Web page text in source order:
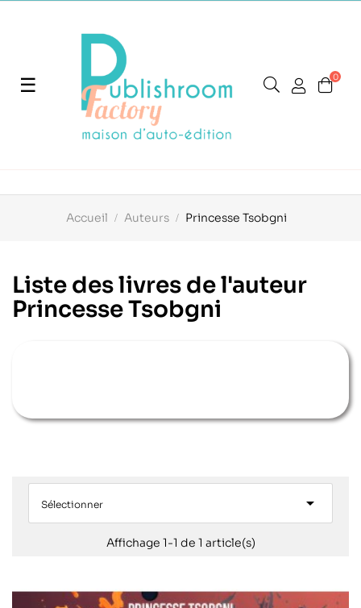
Basculer
navigation
☰ 0
Accueil Auteurs Princesse Tsobgni
Liste des livres de l'auteur
Princesse Tsobgni
Sélectionner 
Affichage 1-1 de 1 article(s)